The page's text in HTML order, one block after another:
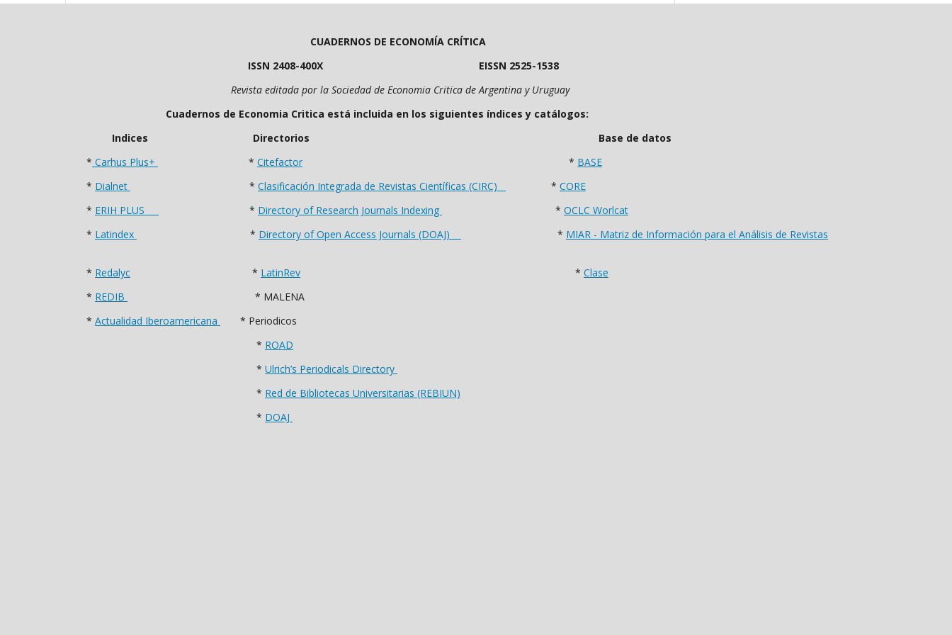
CUADERNOS DE ECONOMÍA CRÍTICA
ISSN 2408-400X EISSN 2525-1538
Revista editada por la Sociedad de Economia Critica de Argentina y Uruguay
Cuadernos de Economia Critica está incluida en los siguientes índices y catálogos:
Indices Directorios Base de datos
* Carhus Plus+ * Citefactor * BASE
* Dialnet * Clasificación Integrada de Revistas Científicas (CIRC) * CORE
* ERIH PLUS * Directory of Research Journals Indexing * OCLC Worlcat
* Latindex * Directory of Open Access Journals (DOAJ) * MIAR - Matriz de Información para el Análisis de Revistas
* Redalyc * LatinRev * Clase
* REDIB
* MALENA
* Actualidad Iberoamericana
* Periodicos
* ROAD
* Ulrich’s Periodicals Directory
* Red de Bibliotecas Universitarias (REBIUN)
* DOAJ